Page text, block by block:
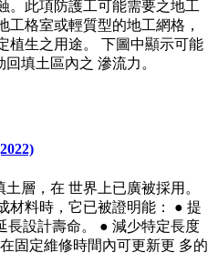
。此項防護工可能需要之地工
工格室或輕質型的地工網格，
植生之用途。 下圖中顯示可能
填土區內之 滲流力。
層，在 世界上已廣被採用。
材料時，它已被證明能： ● 提
長設計壽命。 ● 減少特定長度
固定維修時間內可更新更 多的